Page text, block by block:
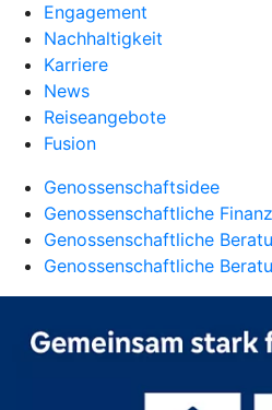
Engagement
Nachhaltigkeit
Karriere
News
Reiseangebote
Fusion
Genossenschaftsidee
Genossenschaftliche
Genossenschaftliche
Genossenschaftliche